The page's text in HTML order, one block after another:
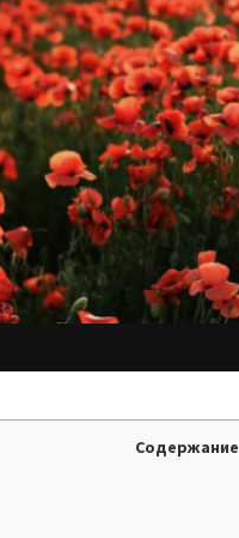
Содержание